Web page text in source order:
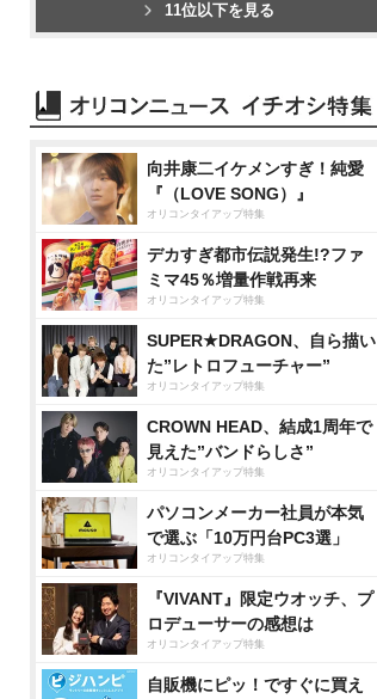
11位以下を見る
向井康二イケメンすぎ！純愛
『（LOVE SONG）』
オリコンタイアップ特集
デカすぎ都市伝説発生!?ファ
ミマ45％増量作戦再来
オリコンタイアップ特集
SUPER★DRAGON、自ら描い
た”レトロフューチャー”
オリコンタイアップ特集
CROWN HEAD、結成1周年で
見えた”バンドらしさ”
オリコンタイアップ特集
パソコンメーカー社員が本気
で選ぶ「10万円台PC3選」
オリコンタイアップ特集
『VIVANT』限定ウオッチ、プ
ロデューサーの感想は
オリコンタイアップ特集
自販機にピッ！ですぐに買え